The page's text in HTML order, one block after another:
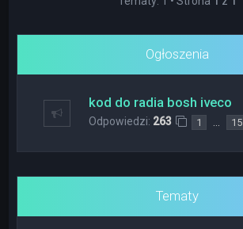
Ogłoszenia
kod do radia bosh iveco
Odpowiedzi: 263 1 … 15
Tematy